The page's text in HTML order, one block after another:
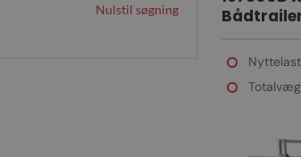
Nulstil søgning
Bådtrailer